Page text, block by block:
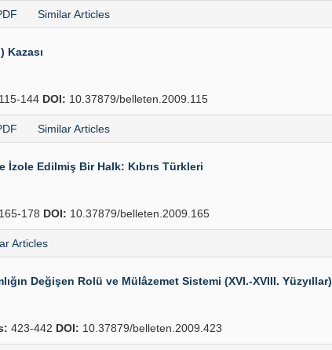
Similar Articles
Kazası
115-144 DOI: 10.37879/belleten.2009.115
Similar Articles
İzole Edilmiş Bir Halk: Kıbrıs Türkleri
165-178 DOI: 10.37879/belleten.2009.165
Articles
Değişen Rolü ve Mülâzemet Sistemi (XVI.-XVIII. Yüzyıllar)
423-442 DOI: 10.37879/belleten.2009.423